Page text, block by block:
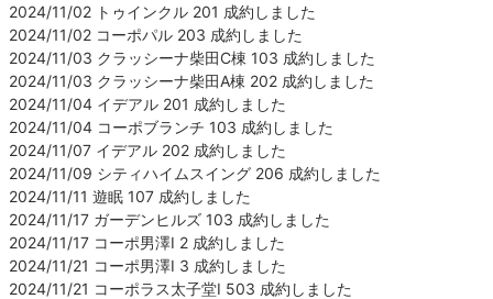
2024/11/02 トゥインクル 201 成約しました
2024/11/02 コーポパル 203 成約しました
2024/11/03 クラッシーナ柴田C棟 103 成約しました
2024/11/03 クラッシーナ柴田A棟 202 成約しました
2024/11/04 イデアル 201 成約しました
2024/11/04 コーポブランチ 103 成約しました
2024/11/07 イデアル 202 成約しました
2024/11/09 シティハイムスイング 206 成約しました
2024/11/11 遊眠 107 成約しました
2024/11/17 ガーデンヒルズ 103 成約しました
2024/11/17 コーポ男澤Ⅰ 2 成約しました
2024/11/21 コーポ男澤Ⅰ 3 成約しました
2024/11/21 コーポラス太子堂Ⅰ 503 成約しました